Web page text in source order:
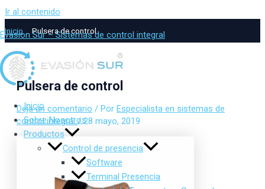
Ir al contenido
Evasion Sur – Sistemas de control integral
Inicio
Sobre Nosotros
Productos
Control de presencia
Software
Terminal Presencia
Inicio Pulsera de control
Pulsera de control
Deja un comentario / Por Especialista en sistemas de
control integral/28 mayo, 2019